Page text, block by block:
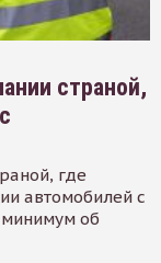
страной,
где
автомобилей с
об